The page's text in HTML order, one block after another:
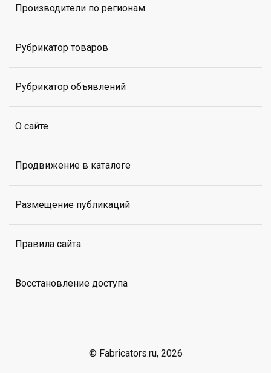
Производители по регионам
Рубрикатор товаров
Рубрикатор объявлений
О сайте
Продвижение в каталоге
Размещение публикаций
Правила сайта
Восстановление доступа
© Fabricators.ru, 2026